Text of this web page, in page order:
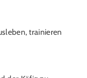
trainieren